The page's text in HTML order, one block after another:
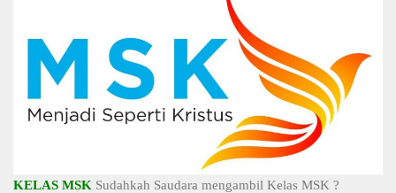
KELAS MSK Sudahkah Saudara mengambil Kelas MSK ?